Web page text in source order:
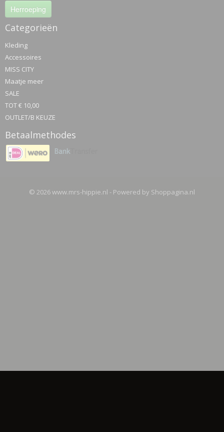
Herroeping
Categorieën
Kleding
Accessoires
MISS CITY
Maatje meer
SALE
TOT € 10,00
OUTLET/B KEUZE
Betaalmethodes
© 2026 www.mrs-hippie.nl - Powered by Shoppagina.nl